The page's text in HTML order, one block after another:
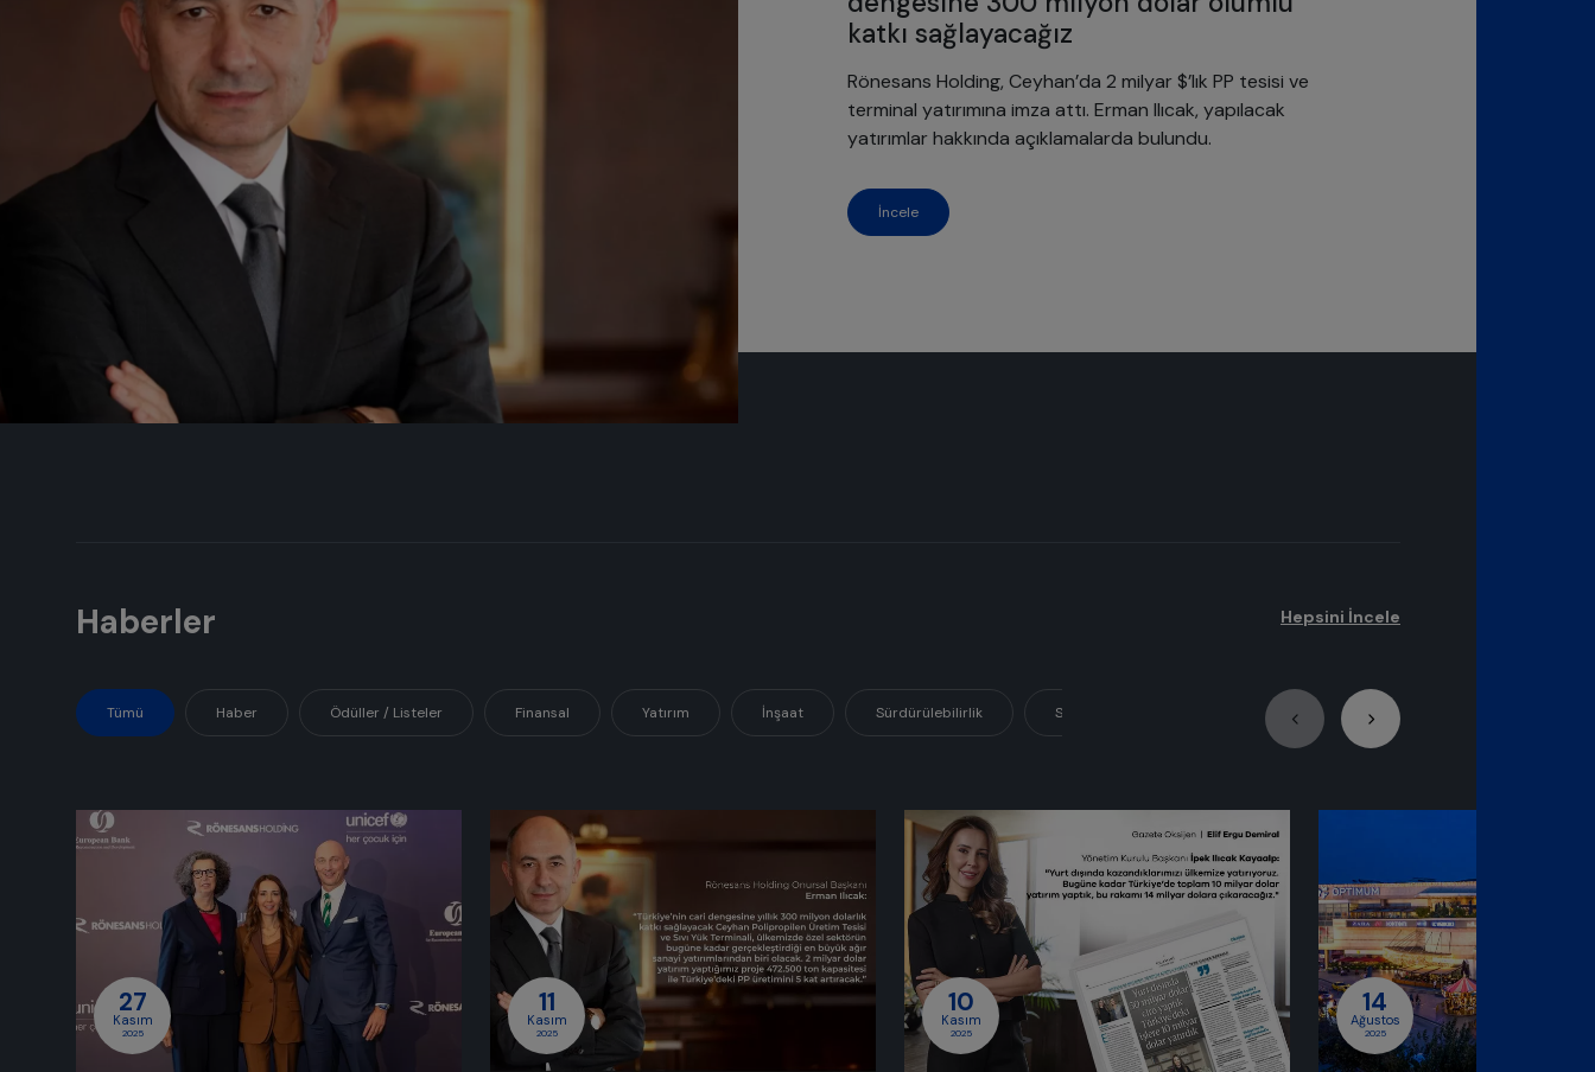
katkı sağlayacağız
Rönesans Holding, Ceyhan’da 2 milyar $’lık PP tesisi ve
terminal yatırımına imza attı. Erman Ilıcak, yapılacak
yatırımlar hakkında açıklamalarda bulundu.
İncele
Haberler Hepsini İncele
Tümü Haber Ödüller / Listeler Finansal Yatırım İnşaat Sürdürülebilirlik Sosyal Sorumluluk
27
Kasım
2025
11
Kasım
2025
10
Kasım
2025
14
Ağustos
2025